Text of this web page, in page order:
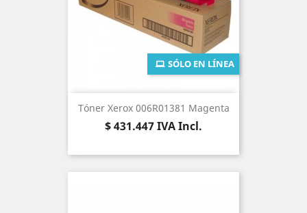
Tóner Xerox 006R01381 Magenta
Precio
$ 431.447IVA Incl.
SÓLO EN LÍNEA